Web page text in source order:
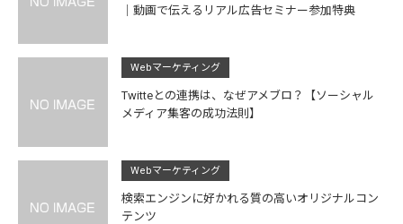
｜動画で伝えるリアル広告セミナー参加特典
Webマーケティング
Twitteとの連携は、なぜアメブロ？【ソーシャル
メディア集客の成功法則】
Webマーケティング
検索エンジンに好かれる質の高いオリジナルコン
テンツ